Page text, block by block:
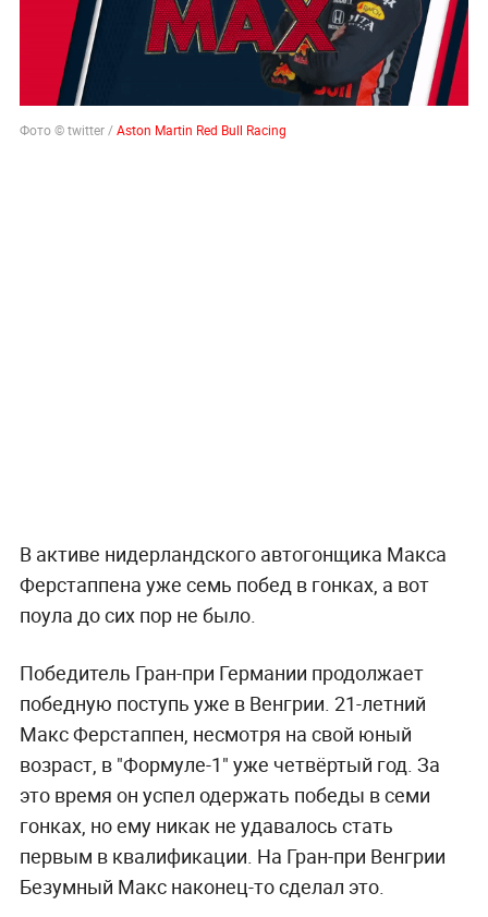
Фото © twitter /Aston Martin Red Bull Racing
В активе нидерландского автогонщика Макса
Ферстаппена уже семь побед в гонках, а вот
поула до сих пор не было.
Победитель Гран-при Германии продолжает
победную поступь уже в Венгрии. 21-летний
Макс Ферстаппен, несмотря на свой юный
возраст, в "Формуле-1" уже четвёртый год. За
это время он успел одержать победы в семи
гонках, но ему никак не удавалось стать
первым в квалификации. На Гран-при Венгрии
Безумный Макс наконец-то сделал это.